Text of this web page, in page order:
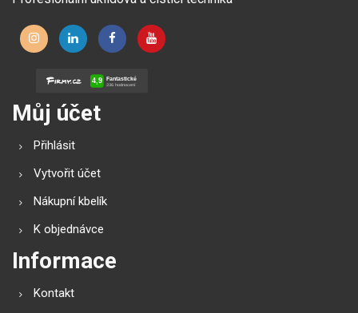
Můj účet
Přihlásit
Vytvořit účet
Nákupní kbelík
K objednávce
Informace
Kontakt